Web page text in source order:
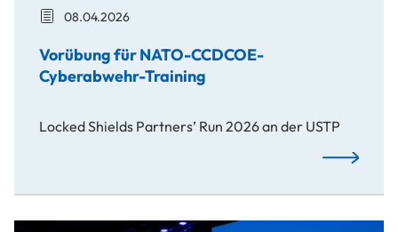
08.04.2026
Vorübung für NATO-CCDCOE-
Cyberabwehr-Training
Locked Shields Partners’ Run 2026 an der USTP
Vorübung